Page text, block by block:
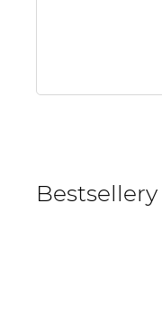
Bestsellery